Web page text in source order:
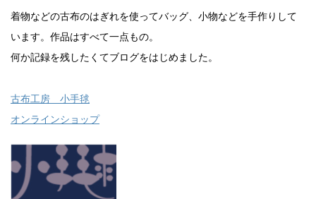
着物などの古布のはぎれを使ってバッグ、小物などを手作りして
います。作品はすべて一点もの。
何か記録を残したくてブログをはじめました。
古布工房 小手毬
オンラインショップ